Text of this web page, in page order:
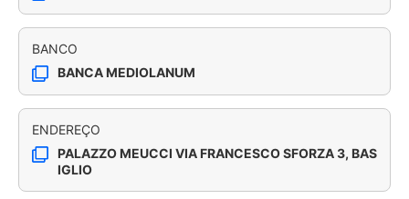
BANCO
BANCA MEDIOLANUM
ENDEREÇO
PALAZZO MEUCCI VIA FRANCESCO SFORZA 3, BAS
IGLIO